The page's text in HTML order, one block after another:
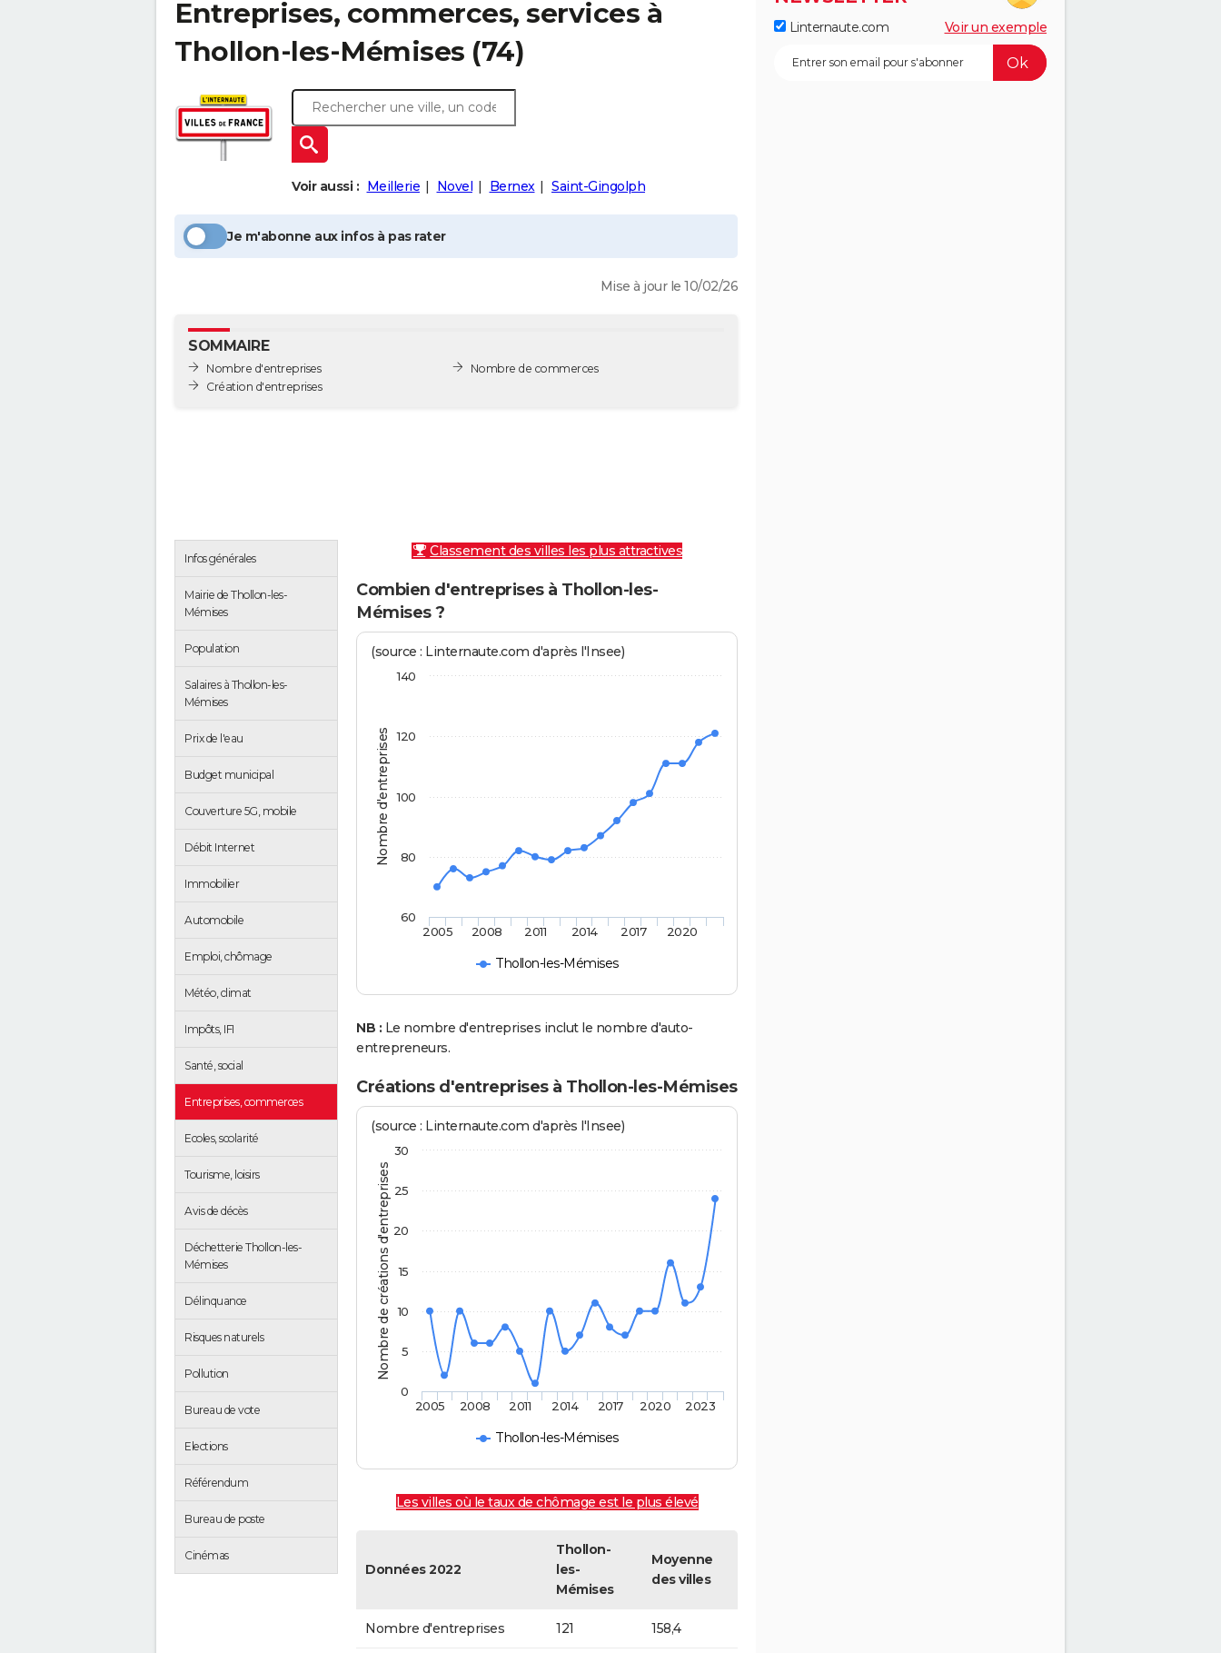
Entreprises, commerces, services à
Thollon-les-Mémises (74)
Voir aussi : Meillerie Novel Bernex Saint-Gingolph
Je m'abonne aux infos à pas rater
Mise à jour le 10/02/26
SOMMAIRE
Nombre d'entreprises
Création d'entreprises
Nombre de commerces
Infos générales
Mairie de Thollon-les-
Mémises
Population
Salaires à Thollon-les-
Mémises
Prix de l'eau
Budget municipal
Couverture 5G, mobile
Débit Internet
Immobilier
Automobile
Emploi, chômage
Météo, climat
Impôts, IFI
Santé, social
Entreprises, commerces
Ecoles, scolarité
Tourisme, loisirs
Avis de décès
Déchetterie Thollon-les-
Mémises
Délinquance
Risques naturels
Pollution
Bureau de vote
Elections
Référendum
Bureau de poste
Cinémas
Classement des villes les plus attractives
Combien d'entreprises à Thollon-les-
Mémises ?
Nombre d'entreprises
(source : Linternaute.com d'après l'Insee)
Thollon-les-Mémises
2005 2008 2011 2014 2017 2020
60
80
100
120
140
NB : Le nombre d'entreprises inclut le nombre d'auto-
entrepreneurs.
Créations d'entreprises à Thollon-les-Mémises
Nombre de créations d'entreprises
(source : Linternaute.com d'après l'Insee)
Thollon-les-Mémises
2005 2008 2011 2014 2017 2020 2023
0
5
10
15
20
25
30
Les villes où le taux de chômage est le plus élevé
Données 2022
Thollon-
les-
Mémises
Moyenne
des villes
Nombre d'entreprises 121 158,4
Linternaute.com Voir un exemple